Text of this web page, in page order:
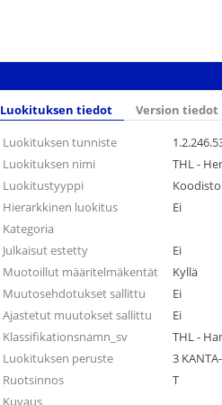
Luokituksen tiedot Version tiedot
Luokituksen tunniste
Luokituksen nimi
THL -
Luokitustyyppi
Koodisto
Hierarkkinen luokitus
Ei
Kategoria
Julkaisut estetty
Ei
Muotoillut määritelmäkentät
Kyllä
Muutosehdotukset sallittu
Ei
Ajastetut muutokset sallittu
Ei
Klassifikationsnamn_sv
THL -
Luokituksen peruste
3
Ruotsinnos
T
Kuvaus